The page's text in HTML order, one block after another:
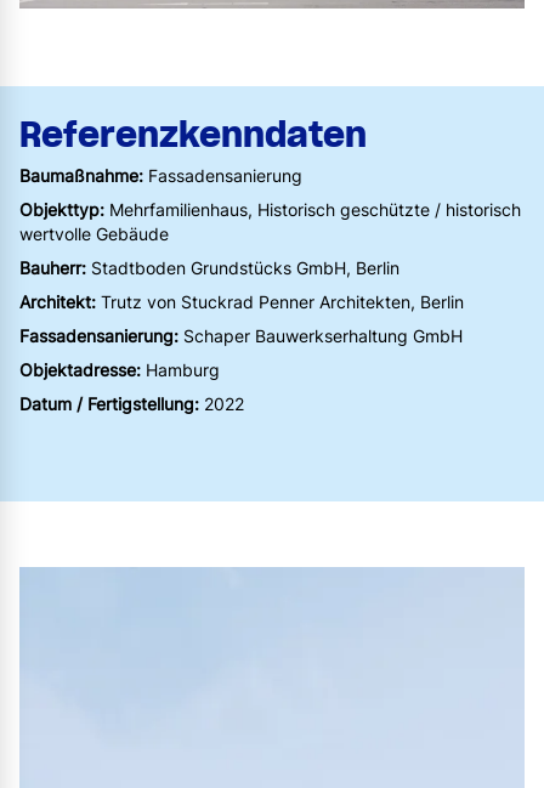
Referenzkenndaten
Baumaßnahme: Fassadensanierung
Objekttyp: Mehrfamilienhaus, Historisch geschützte / historisch
wertvolle Gebäude
Bauherr: Stadtboden Grundstücks GmbH, Berlin
Architekt: Trutz von Stuckrad Penner Architekten, Berlin
Fassadensanierung: Schaper Bauwerkserhaltung GmbH
Objektadresse: Hamburg
Datum / Fertigstellung: 2022